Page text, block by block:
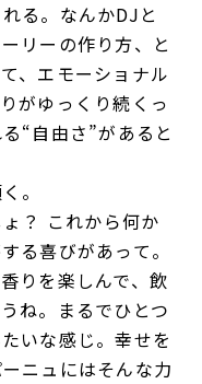
る。なんかDJと
リーの作り方、と
、エモーショナル
がゆっくり続くっ
“自由さ”があると
。
？ これから何か
る喜びがあって。
りを楽しんで、飲
ね。まるでひとつ
いな感じ。幸せを
ニュにはそんな力